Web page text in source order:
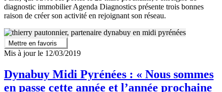
diagnostic immobilier Agenda Diagnostics présente trois bonnes
raison de créer son activité en rejoignant son réseau.
Mettre en favoris
Mis à jour le 12/03/2019
Dynabuy Midi Pyrénées : « Nous sommes
en passe cette année et l’année prochaine